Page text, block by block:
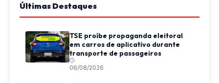
Últimas Destaques
TSE proíbe propaganda eleitoral
em carros de aplicativo durante
transporte de passageiros
06/08/2026